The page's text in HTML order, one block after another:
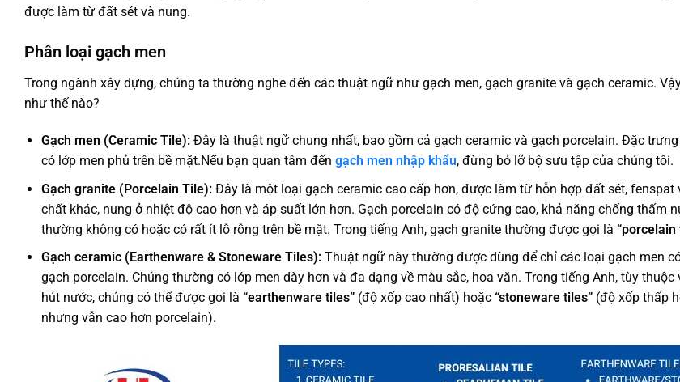
được làm từ đất sét và nung.
Phân loại gạch men
Trong ngành xây dựng, chúng ta thường nghe đến các thuật ngữ như gạch men, gạch granite và gạch ceramic.
như thế nào?
Gạch men (Ceramic Tile):Đây là thuật ngữ chung nhất, bao gồm cả gạch ceramic và gạch porcelain. Đặc
có lớp men phủ trên bề mặt.Nếu bạn quan tâm đến gạch men nhập khẩu, đừng bỏ lỡ bộ sưu tập của chúng tôi.
Gạch granite (Porcelain Tile):Đây là một loại gạch ceramic cao cấp hơn, được làm từ hỗn hợp đất sét, fenspat
chất khác, nung ở nhiệt độ cao hơn và áp suất lớn hơn. Gạch porcelain có độ cứng cao, khả năng chống thấm
thường không có hoặc có rất ít lỗ rỗng trên bề mặt. Trong tiếng Anh, gạch granite thường được gọi là “porcelain
Gạch ceramic (Earthenware & Stoneware Tiles):Thuật ngữ này thường được dùng để chỉ các loại gạch men
gạch porcelain. Chúng thường có lớp men dày hơn và đa dạng về màu sắc, hoa văn. Trong tiếng Anh, tùy
hút nước, chúng có thể được gọi là “earthenware tiles”(độ xốp cao nhất) hoặc “stoneware tiles”(độ xốp thấp
nhưng vẫn cao hơn porcelain).